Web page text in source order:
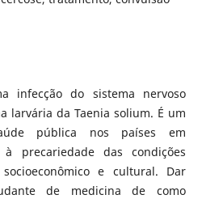
infecção do sistema nervoso
larvária da Taenia solium. É um
pública nos países em
à precariedade das condições
e cultural. Dar
de medicina de como